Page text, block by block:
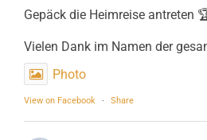
Gepäck die Heimreise antreten
Vielen Dank im Namen der
Photo
View on Facebook · Share